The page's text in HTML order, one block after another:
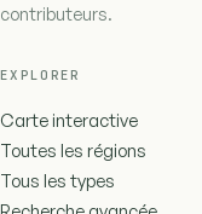
contributeurs.
EXPLORER
Carte interactive
Toutes les régions
Tous les types